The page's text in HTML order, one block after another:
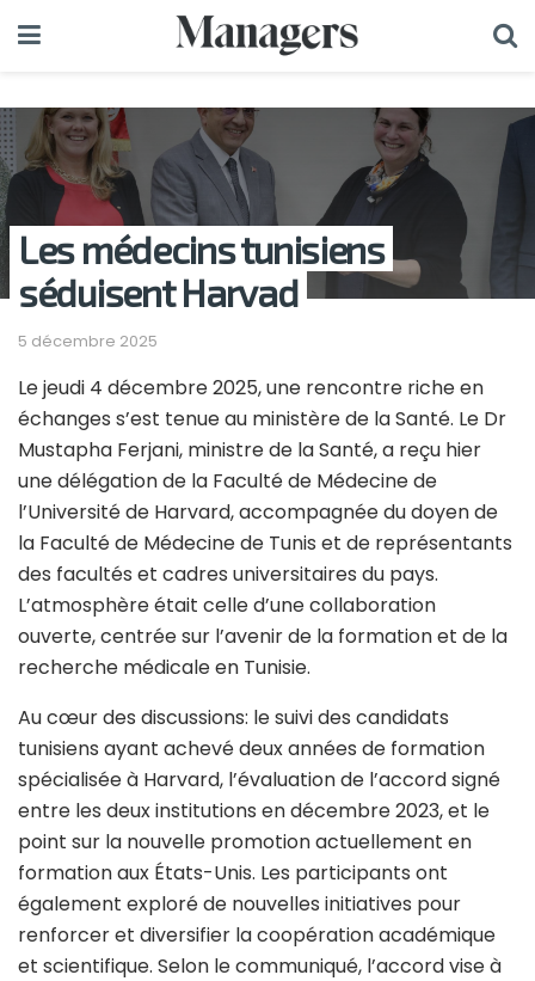
Les médecins tunisiens
séduisent Harvad
5 décembre 2025
Le jeudi 4 décembre 2025, une rencontre riche en
échanges s’est tenue au ministère de la Santé. Le Dr
Mustapha Ferjani, ministre de la Santé, a reçu hier
une délégation de la Faculté de Médecine de
l’Université de Harvard, accompagnée du doyen de
la Faculté de Médecine de Tunis et de représentants
des facultés et cadres universitaires du pays.
L’atmosphère était celle d’une collaboration
ouverte, centrée sur l’avenir de la formation et de la
recherche médicale en Tunisie.
Au cœur des discussions: le suivi des candidats
tunisiens ayant achevé deux années de formation
spécialisée à Harvard, l’évaluation de l’accord signé
entre les deux institutions en décembre 2023, et le
point sur la nouvelle promotion actuellement en
formation aux États-Unis. Les participants ont
également exploré de nouvelles initiatives pour
renforcer et diversifier la coopération académique
et scientifique. Selon le communiqué, l’accord vise à